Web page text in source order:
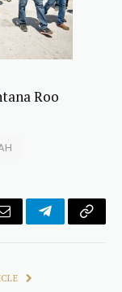
Roo
Email TelegramCopy